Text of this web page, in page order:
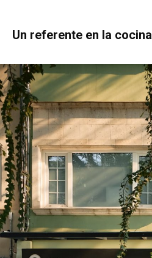
Un referente en la